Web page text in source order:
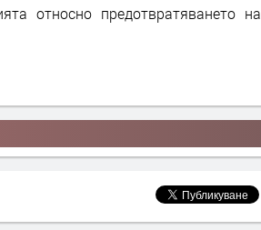
относно предотвратяването на